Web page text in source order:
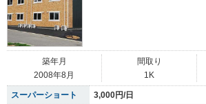
築年月
2008年8月
間取り
1K
スーパーショート
3,000円/日